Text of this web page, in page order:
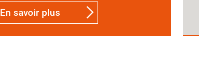
En savoir plus